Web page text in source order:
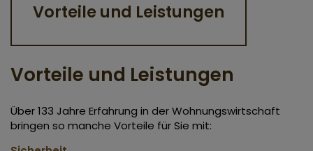
Vorteile und Leistungen
Vorteile und Leistungen
Über 133 Jahre Erfahrung in der Wohnungswirtschaft
bringen so manche Vorteile für Sie mit: